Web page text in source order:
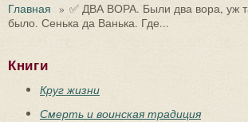
Главная » ✅ ДВА ВОРА. Были два вора, уж
было. Сенька да Ванька. Где...
Книги
Круг жизни
Смерть и воинская традиция